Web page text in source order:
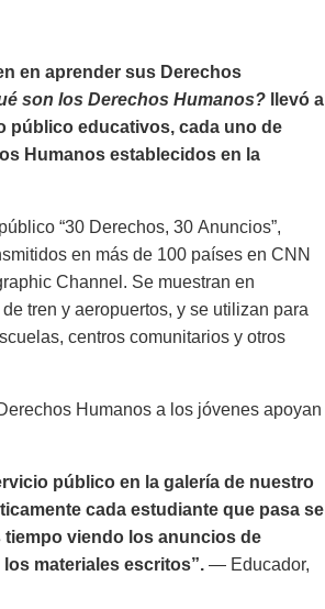
en aprender sus Derechos
son los Derechos Humanos? llevó a
público educativos, cada uno de
Humanos establecidos en la
“30 Derechos, 30 Anuncios”,
en más de 100 países en CNN
Channel. Se muestran en
tren y aeropuertos, y se utilizan para
centros comunitarios y otros
Humanos a los jóvenes apoyan
público en la galería de nuestro
cada estudiante que pasa se
tiempo viendo los anuncios de
materiales escritos”. — Educador,